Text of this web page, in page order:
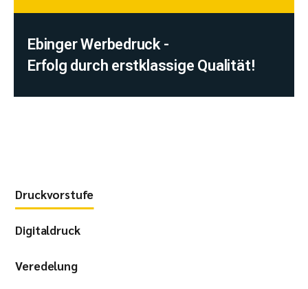
Ebinger Werbedruck -
Erfolg durch erstklassige Qualität!
Druckvorstufe
Digitaldruck
Veredelung